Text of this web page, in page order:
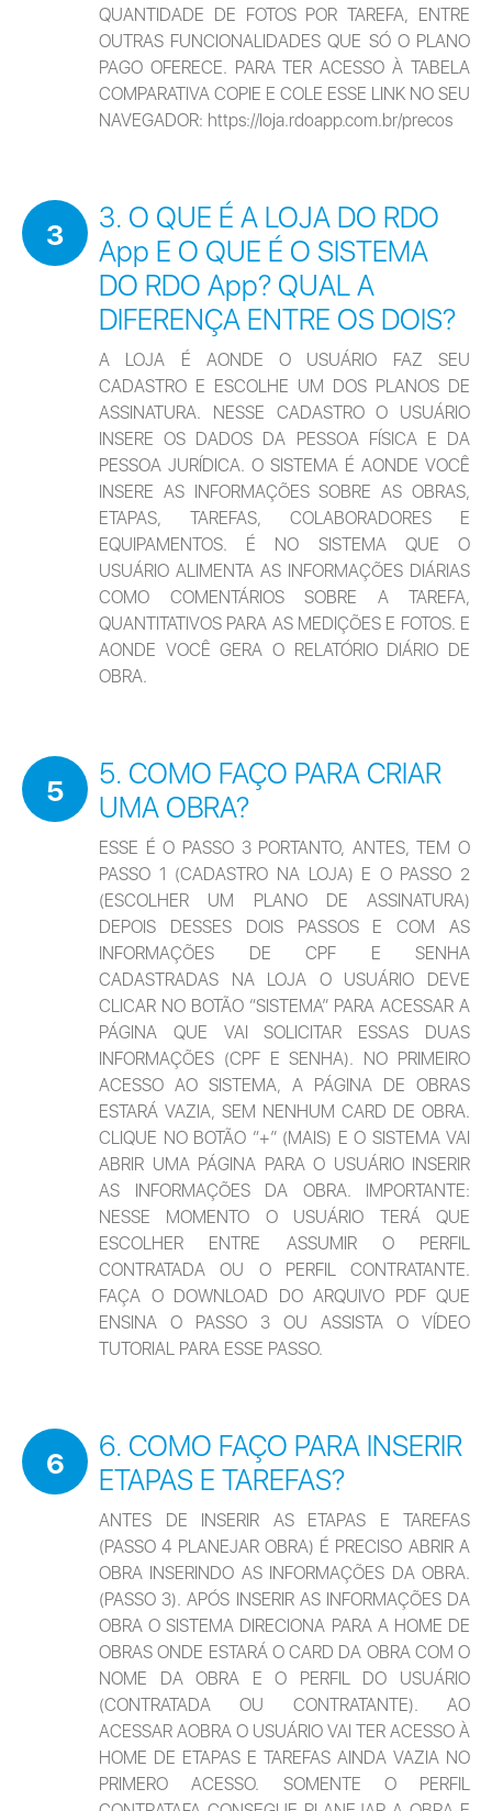
QUANTIDADE DE FOTOS POR TAREFA, ENTRE
OUTRAS FUNCIONALIDADES QUE SÓ O PLANO
PAGO OFERECE. PARA TER ACESSO À TABELA
COMPARATIVA COPIE E COLE ESSE LINK NO SEU
NAVEGADOR: https://loja.rdoapp.com.br/precos
3
3. O QUE É A LOJA DO RDO
App E O QUE É O SISTEMA
DO RDO App? QUAL A
DIFERENÇA ENTRE OS DOIS?
A LOJA É AONDE O USUÁRIO FAZ SEU
CADASTRO E ESCOLHE UM DOS PLANOS DE
ASSINATURA. NESSE CADASTRO O USUÁRIO
INSERE OS DADOS DA PESSOA FÍSICA E DA
PESSOA JURÍDICA. O SISTEMA É AONDE VOCÊ
INSERE AS INFORMAÇÕES SOBRE AS OBRAS,
ETAPAS, TAREFAS, COLABORADORES E
EQUIPAMENTOS. É NO SISTEMA QUE O
USUÁRIO ALIMENTA AS INFORMAÇÕES DIÁRIAS
COMO COMENTÁRIOS SOBRE A TAREFA,
QUANTITATIVOS PARA AS MEDIÇÕES E FOTOS. E
AONDE VOCÊ GERA O RELATÓRIO DIÁRIO DE
OBRA.
5
5. COMO FAÇO PARA CRIAR
UMA OBRA?
ESSE É O PASSO 3 PORTANTO, ANTES, TEM O
PASSO 1 (CADASTRO NA LOJA) E O PASSO 2
(ESCOLHER UM PLANO DE ASSINATURA)
DEPOIS DESSES DOIS PASSOS E COM AS
INFORMAÇÕES DE CPF E SENHA
CADASTRADAS NA LOJA O USUÁRIO DEVE
CLICAR NO BOTÃO “SISTEMA” PARA ACESSAR A
PÁGINA QUE VAI SOLICITAR ESSAS DUAS
INFORMAÇÕES (CPF E SENHA). NO PRIMEIRO
ACESSO AO SISTEMA, A PÁGINA DE OBRAS
ESTARÁ VAZIA, SEM NENHUM CARD DE OBRA.
CLIQUE NO BOTÃO “+” (MAIS) E O SISTEMA VAI
ABRIR UMA PÁGINA PARA O USUÁRIO INSERIR
AS INFORMAÇÕES DA OBRA. IMPORTANTE:
NESSE MOMENTO O USUÁRIO TERÁ QUE
ESCOLHER ENTRE ASSUMIR O PERFIL
CONTRATADA OU O PERFIL CONTRATANTE.
FAÇA O DOWNLOAD DO ARQUIVO PDF QUE
ENSINA O PASSO 3 OU ASSISTA O VÍDEO
TUTORIAL PARA ESSE PASSO.
6
6. COMO FAÇO PARA INSERIR
ETAPAS E TAREFAS?
ANTES DE INSERIR AS ETAPAS E TAREFAS
(PASSO 4 PLANEJAR OBRA) É PRECISO ABRIR A
OBRA INSERINDO AS INFORMAÇÕES DA OBRA.
(PASSO 3). APÓS INSERIR AS INFORMAÇÕES DA
OBRA O SISTEMA DIRECIONA PARA A HOME DE
OBRAS ONDE ESTARÁ O CARD DA OBRA COM O
NOME DA OBRA E O PERFIL DO USUÁRIO
(CONTRATADA OU CONTRATANTE). AO
ACESSAR AOBRA O USUÁRIO VAI TER ACESSO À
HOME DE ETAPAS E TAREFAS AINDA VAZIA NO
PRIMERO ACESSO. SOMENTE O PERFIL